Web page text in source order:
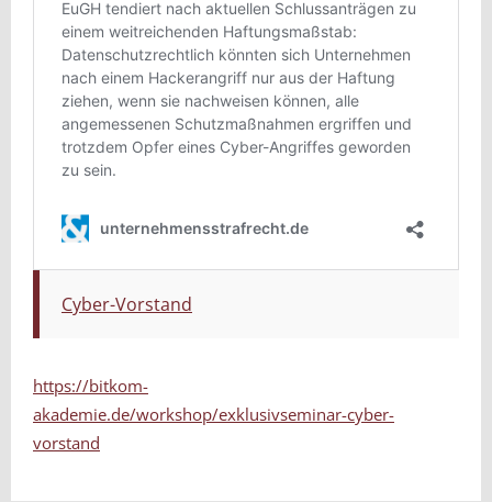
Cyber-Vorstand
https://bitkom-
akademie.de/workshop/exklusivseminar-cyber-
vorstand